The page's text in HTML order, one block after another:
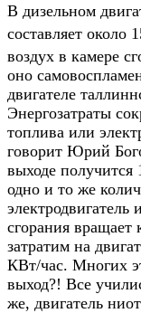
В дизельном
составляет около
воздух в камере
оно
двигателе
Энергозатраты
топлива или
говорит Юрий
выходе
одно и то же
сгорания вращает
затратим на
КВт/час. Многих
выход?! Все
же, двигатель